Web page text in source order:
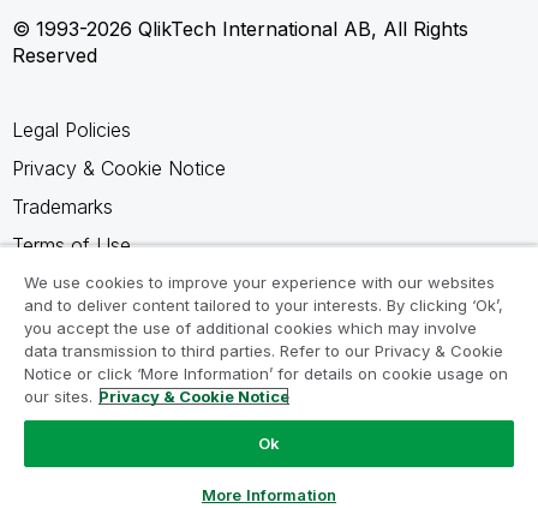
© 1993-2026 QlikTech International AB, All Rights
Reserved
Legal Policies
Privacy & Cookie Notice
Trademarks
Terms of Use
Legal Agreements
Product Terms
Do not share my info
We use cookies to improve your experience with our websites
and to deliver content tailored to your interests. By clicking ‘Ok’,
you accept the use of additional cookies which may involve
data transmission to third parties. Refer to our Privacy & Cookie
Notice or click ‘More Information’ for details on cookie usage on
our sites. Privacy & Cookie Notice
Ok
More Information